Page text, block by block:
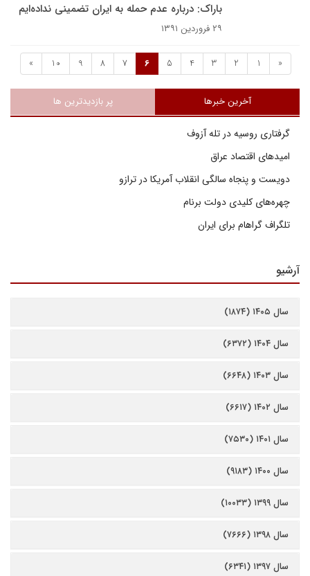
باراک: درباره عدم حمله به ایران تضمینی نداده‌ایم
۲۹ فروردین ۱۳۹۱
«
1
2
3
4
5
6
7
8
9
10
»
آخرین خبرها پر بازدیدترین ها
گرفتاری روسیه در تله آزوف
امیدهای اقتصاد عراق
دویست و پنجاه سالگی انقلاب آمریکا در ترازو
چهره‌های کلیدی دولت برنام
تلگراف گراهام برای ایران
آرشیو
سال ۱۴۰۵ (۱۸۷۴)
سال ۱۴۰۴ (۶۳۷۲)
سال ۱۴۰۳ (۶۶۴۸)
سال ۱۴۰۲ (۶۶۱۷)
سال ۱۴۰۱ (۷۵۳۰)
سال ۱۴۰۰ (۹۱۸۳)
سال ۱۳۹۹ (۱۰۰۳۳)
سال ۱۳۹۸ (۷۶۶۶)
سال ۱۳۹۷ (۶۳۴۱)